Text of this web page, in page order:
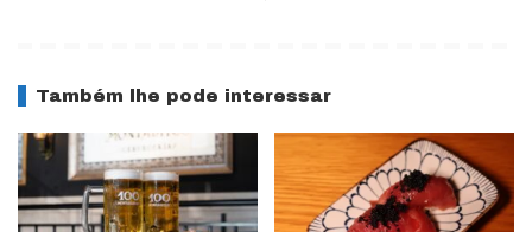
Também lhe pode interessar